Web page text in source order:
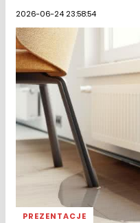
2026-06-24 23:58:54
PREZENTACJE